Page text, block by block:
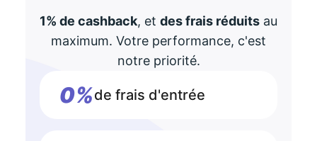
1% de cashback, et des frais réduits au
maximum. Votre performance, c'est
notre priorité.
0%de frais d'entrée